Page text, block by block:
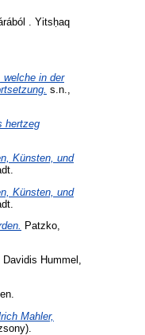
. Yitsḥaq
welche in der
s.n.,
hertzeg
Künsten, und
Künsten, und
Patzko,
Hummel,
Mahler,